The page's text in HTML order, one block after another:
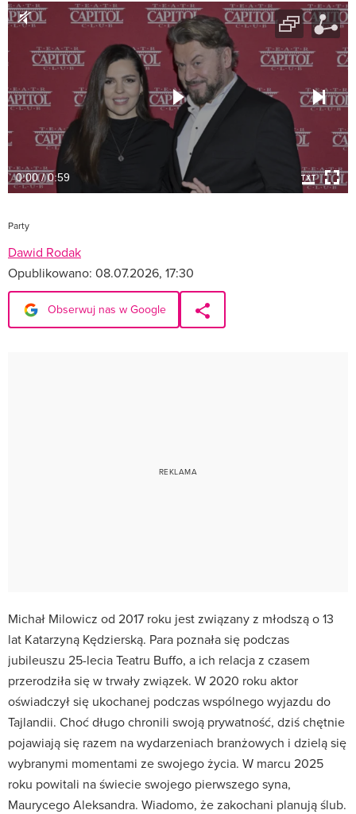
0:00 / 0:59
Party
Dawid Rodak
Opublikowano: 08.07.2026, 17:30
Obserwuj nas w Google
Michał Milowicz od 2017 roku jest związany z młodszą o 13
lat Katarzyną Kędzierską. Para poznała się podczas
jubileuszu 25-lecia Teatru Buffo, a ich relacja z czasem
przerodziła się w trwały związek. W 2020 roku aktor
oświadczył się ukochanej podczas wspólnego wyjazdu do
Tajlandii. Choć długo chronili swoją prywatność, dziś chętnie
pojawiają się razem na wydarzeniach branżowych i dzielą się
wybranymi momentami ze swojego życia. W marcu 2025
roku powitali na świecie swojego pierwszego syna,
Maurycego Aleksandra. Wiadomo, że zakochani planują ślub.